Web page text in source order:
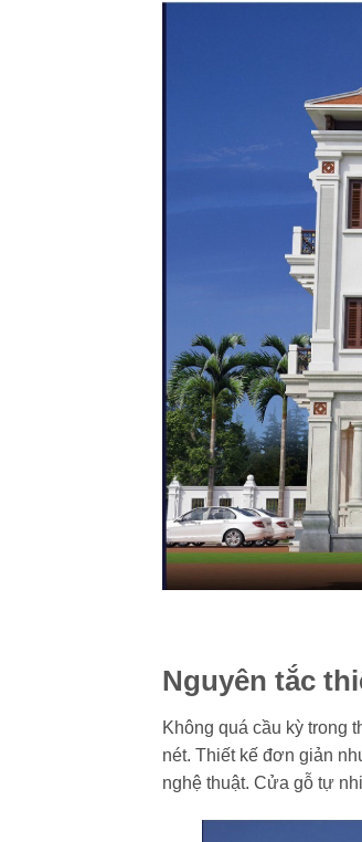
Nguyên tắc
Không quá cầu kỳ trong
nét. Thiết kế đơn giản
nghệ thuật. Cửa gỗ tự